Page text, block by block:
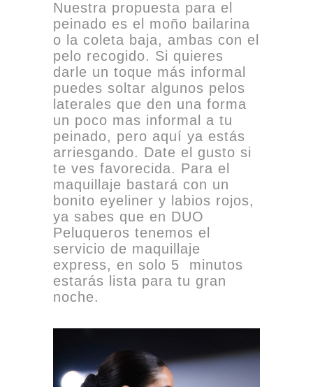
Nuestra propuesta para el
peinado es el moño bailarina
o la coleta baja, ambas con el
pelo recogido. Si quieres
darle un toque más informal
puedes soltar algunos pelos
laterales que den una forma
un poco mas informal a tu
peinado, pero aquí ya estás
arriesgando. Date el gusto si
te ves favorecida. Para el
maquillaje bastará con un
bonito eyeliner y labios rojos,
ya sabes que en DUO
Peluqueros tenemos el
servicio de maquillaje
express, en solo 5 minutos
estarás lista para tu gran
noche.